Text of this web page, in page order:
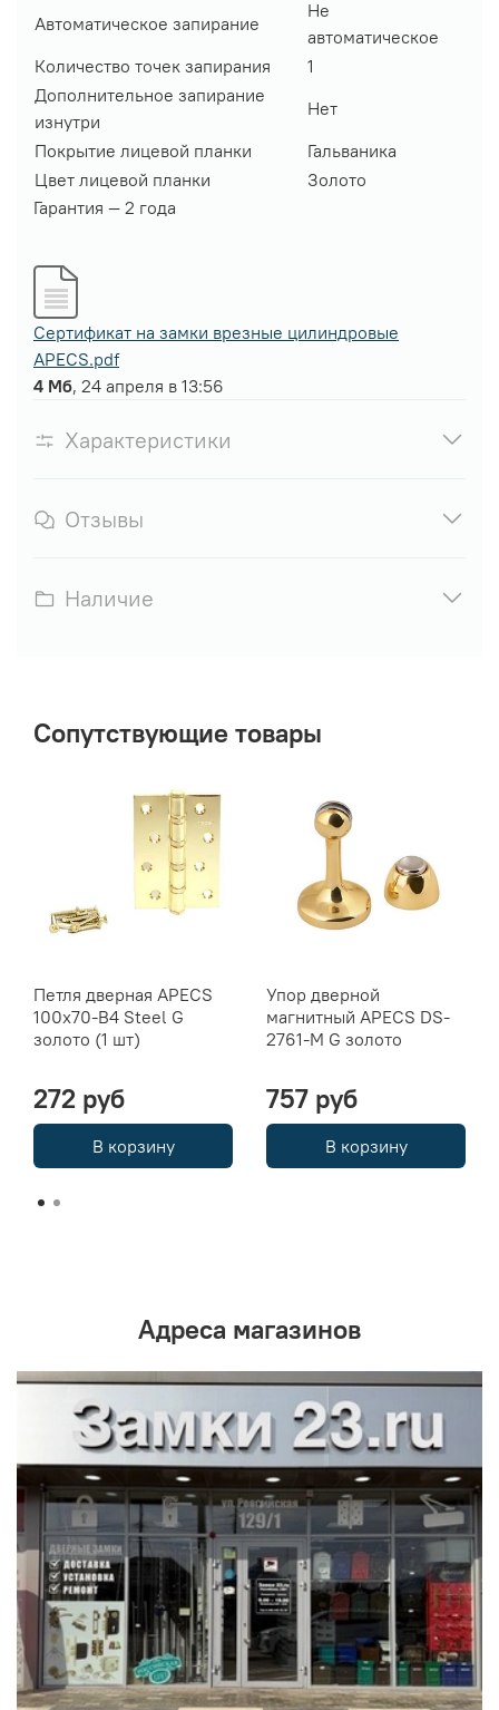
Автоматическое запирание
Не
автоматическое
Количество точек запирания
1
Дополнительное запирание
изнутри
Нет
Покрытие лицевой планки
Гальваника
Цвет лицевой планки
Золото
Гарантия — 2 года
Сертификат на замки врезные цилиндровые
APECS.pdf
4 Мб, 24 апреля в 13:56
Характеристики
Отзывы
Наличие
Сопутствующие товары
Петля дверная APECS
100x70-B4 Steel G
золото (1 шт)
272 руб
В корзину
Упор дверной
магнитный APECS DS-
2761-M G золото
757 руб
В корзину
Адреса магазинов